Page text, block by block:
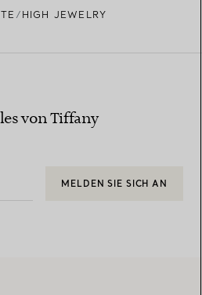
HIGH JEWELRY
von Tiffany
MELDEN SIE SICH AN